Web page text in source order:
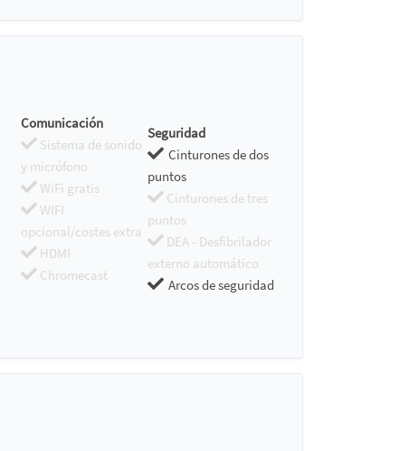
Comunicación
Sistema de sonido
y micrófono
WiFi gratis
WIFI
opcional/costes extra
HDMI
Chromecast
Seguridad
Cinturones de dos
puntos
Cinturones de tres
puntos
DEA - Desfibrilador
externo automático
Arcos de seguridad